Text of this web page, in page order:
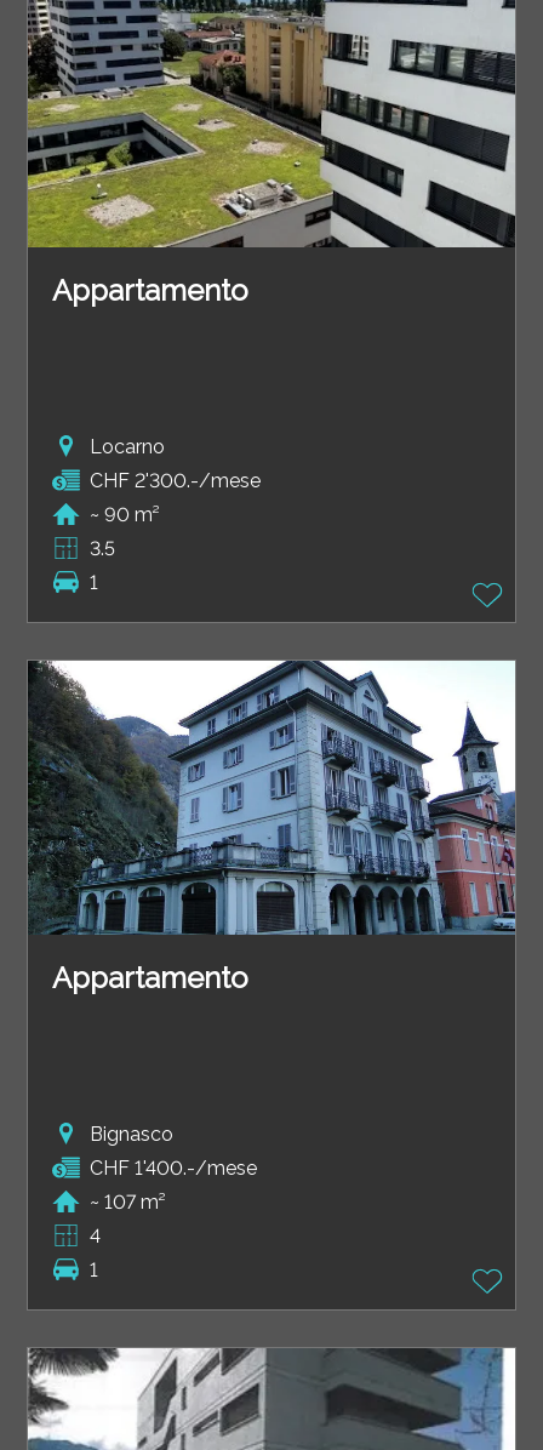
Appartamento
Locarno
CHF 2'300.-/mese
~ 90 m²
3.5
1
Appartamento
Bignasco
CHF 1'400.-/mese
~ 107 m²
4
1